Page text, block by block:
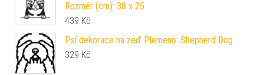
Rozměr (cm): 38 x 25
439 Kč
Psí dekorace na zeď Plemeno: Shepherd Dog
329 Kč